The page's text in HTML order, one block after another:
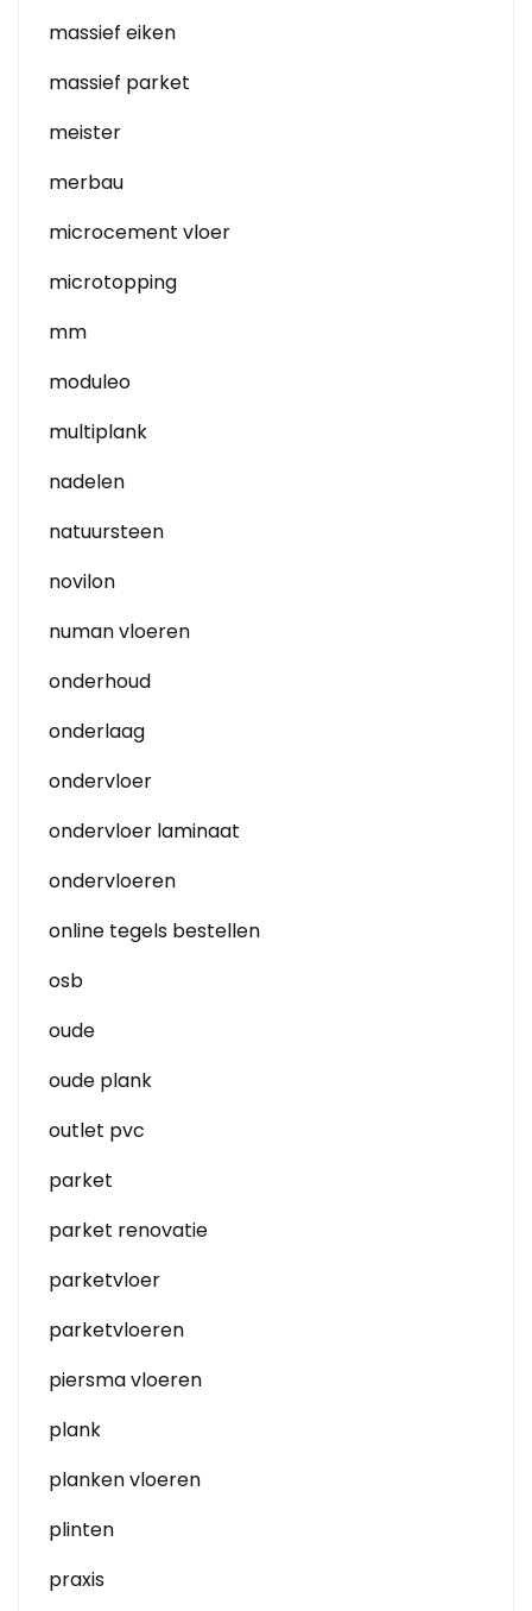
massief eiken
massief parket
meister
merbau
microcement vloer
microtopping
mm
moduleo
multiplank
nadelen
natuursteen
novilon
numan vloeren
onderhoud
onderlaag
ondervloer
ondervloer laminaat
ondervloeren
online tegels bestellen
osb
oude
oude plank
outlet pvc
parket
parket renovatie
parketvloer
parketvloeren
piersma vloeren
plank
planken vloeren
plinten
praxis